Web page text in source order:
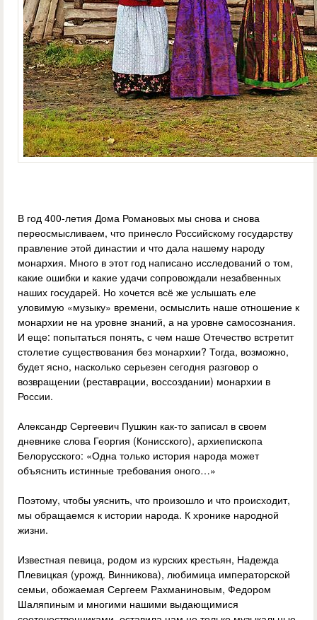
В год 400-летия Дома Романовых мы снова и снова
переосмысливаем, что принесло Российскому государству
правление этой династии и что дала нашему народу
монархия. Много в этот год написано исследований о том,
какие ошибки и какие удачи сопровождали незабвенных
наших государей. Но хочется всё же услышать еле
уловимую «музыку» времени, осмыслить наше отношение к
монархии не на уровне знаний, а на уровне самосознания.
И еще: попытаться понять, с чем наше Отечество встретит
столетие существования без монархии? Тогда, возможно,
будет ясно, насколько серьезен сегодня разговор о
возвращении (реставрации, воссоздании) монархии в
России.
Александр Сергеевич Пушкин как-то записал в своем
дневнике слова Георгия (Конисского), архиепископа
Белорусского: «Одна только история народа может
объяснить истинные требования оного…»
Поэтому, чтобы уяснить, что произошло и что происходит,
мы обращаемся к истории народа. К хронике народной
жизни.
Известная певица, родом из курских крестьян, Надежда
Плевицкая (урожд. Винникова), любимица императорской
семьи, обожаемая Сергеем Рахманиновым, Федором
Шаляпиным и многими нашими выдающимися